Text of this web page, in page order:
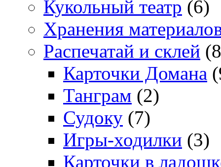
Кукольный театр (6)
Хранения
Распечатай и склей
Карточки Домана
Танграм (2)
Судоку (7)
Игры-ходилки (3)
Карточки в